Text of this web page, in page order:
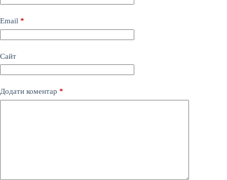
Email *
Сайт
Додати коментар *